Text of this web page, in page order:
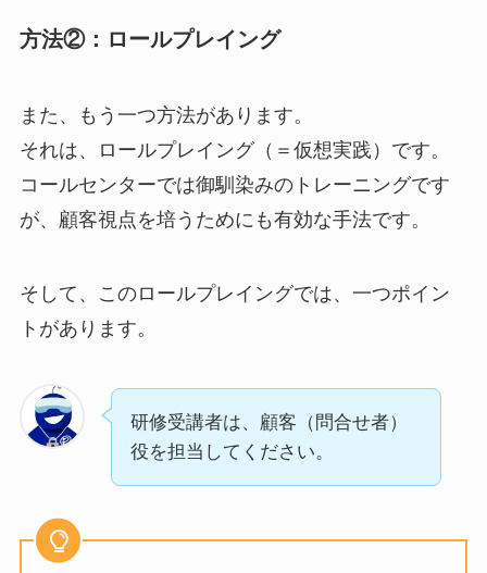
方法②：ロールプレイング
また、もう一つ方法があります。
それは、ロールプレイング（＝仮想実践）です。
コールセンターでは御馴染みのトレーニングです
が、顧客視点を培うためにも有効な手法です。
そして、このロールプレイングでは、一つポイン
トがあります。
研修受講者は、顧客（問合せ者）
役を担当してください。